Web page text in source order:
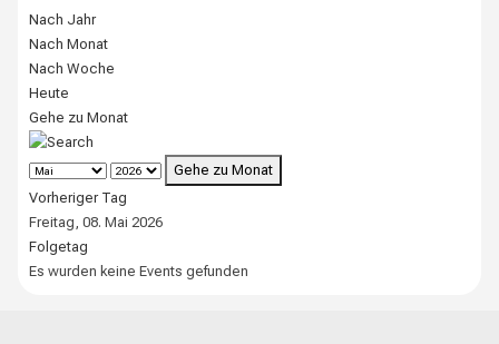
Nach Jahr
Nach Monat
Nach Woche
Heute
Gehe zu Monat
Gehe zu Monat
Vorheriger Tag
Freitag, 08. Mai 2026
Folgetag
Es wurden keine Events gefunden